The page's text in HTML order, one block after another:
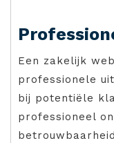
Een zakelijk
professionele
bij potentiële
professioneel